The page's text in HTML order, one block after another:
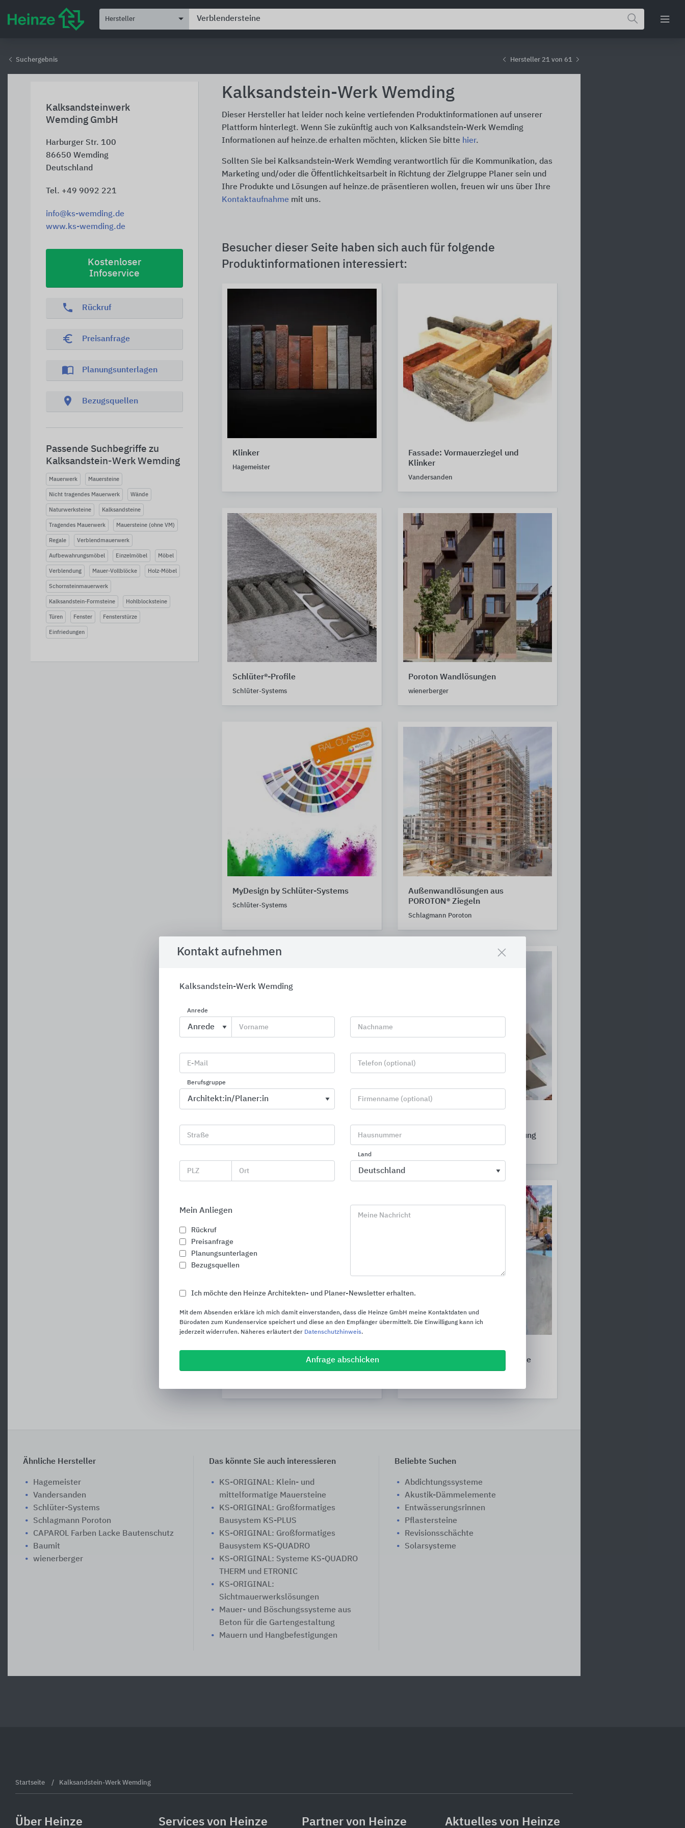
Hersteller
Suchergebnis Hersteller 21 von 61
Kalksandsteinwerk
Wemding GmbH
Harburger Str. 100
86650 Wemding
Deutschland
Tel. +49 9092 221
info@ks-wemding.de
www.ks-wemding.de
Kostenloser
Infoservice
phone Rückruf
euro_symbol Preisanfrage
import_contacts Planungsunterlagen
location_on Bezugsquellen
Passende Suchbegriffe zu
Kalksandstein-Werk Wemding
Mauerwerk Mauersteine
Nicht tragendes Mauerwerk Wände
Naturwerksteine Kalksandsteine
Tragendes Mauerwerk Mauersteine (ohne VM)
Regale Verblendmauerwerk
Aufbewahrungsmöbel Einzelmöbel Möbel
Verblendung Mauer-Vollblöcke Holz-Möbel
Schornsteinmauerwerk
Kalksandstein-Formsteine Hohlblocksteine
Türen Fenster Fensterstürze
Einfriedungen
Kalksandstein-Werk Wemding
Dieser Hersteller hat leider noch keine vertiefenden Produktinformationen auf unserer
Plattform hinterlegt. Wenn Sie zukünftig auch von Kalksandstein-Werk Wemding
Informationen auf heinze.de erhalten möchten, klicken Sie bitte hier.
Sollten Sie bei Kalksandstein-Werk Wemding verantwortlich für die Kommunikation, das
Marketing und/oder die Öffentlichkeitsarbeit in Richtung der Zielgruppe Planer sein und
Ihre Produkte und Lösungen auf heinze.de präsentieren wollen, freuen wir uns über Ihre
Kontaktaufnahme mit uns.
Besucher dieser Seite haben sich auch für folgende
Produktinformationen interessiert:
Klinker
Hagemeister
Fassade: Vormauerziegel und
Klinker
Vandersanden
Schlüter®-Profile
Schlüter-Systems
Poroton Wandlösungen
wienerberger
MyDesign by Schlüter-Systems
Schlüter-Systems
Außenwandlösungen aus
POROTON® Ziegeln
Schlagmann Poroton
Sanierung
Trittschalldämmelemente,
Bewehrung, Fassadenbefestigung
Offene Lösungen für den Trockenbau
Planziegel, Lehmsteine und
Fertigelemente für Außenwände
und Innenwände
Ähnliche Hersteller
Hagemeister
Vandersanden
Schlüter-Systems
Schlagmann Poroton
CAPAROL Farben Lacke Bautenschutz
Baumit
wienerberger
Das könnte Sie auch interessieren
KS-ORIGINAL: Klein- und
mittelformatige Mauersteine
KS-ORIGINAL: Großformatiges
Bausystem KS-PLUS
KS-ORIGINAL: Großformatiges
Bausystem KS-QUADRO
KS-ORIGINAL: Systeme KS-QUADRO
THERM und ETRONIC
KS-ORIGINAL:
Sichtmauerwerkslösungen
Mauer- und Böschungssysteme aus
Beton für die Gartengestaltung
Mauern und Hangbefestigungen
Beliebte Suchen
Abdichtungssysteme
Akustik-Dämmelemente
Entwässerungsrinnen
Pflastersteine
Revisionsschächte
Solarsysteme
Kontakt aufnehmen
Kalksandstein-Werk Wemding
Anrede
Vorname Nachname
E-Mail Telefon (optional)
Berufsgruppe
Firmenname (optional)
Straße Hausnummer
PLZ Ort
Land
Mein Anliegen
Rückruf
Preisanfrage
Planungsunterlagen
Bezugsquellen
Meine Nachricht
Ich möchte den Heinze Architekten- und Planer-Newsletter erhalten.
Mit dem Absenden erkläre ich mich damit einverstanden, dass die Heinze GmbH meine Kontaktdaten und
Bürodaten zum Kundenservice speichert und diese an den Empfänger übermittelt. Die Einwilligung kann ich
jederzeit widerrufen. Näheres erläutert der Datenschutzhinweis.
Anfrage abschicken
Startseite Kalksandstein-Werk Wemding
Über Heinze Services von Heinze Partner von Heinze Aktuelles von Heinze